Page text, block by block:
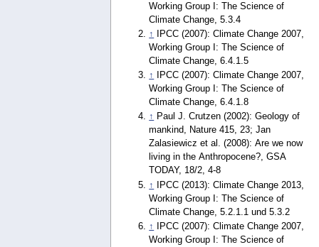
Working Group I: The Science of
Climate Change, 5.3.4
↑
IPCC (2007): Climate Change 2007,
Working Group I: The Science of
Climate Change, 6.4.1.5
↑
IPCC (2007): Climate Change 2007,
Working Group I: The Science of
Climate Change, 6.4.1.8
↑ Paul J. Crutzen (2002): Geology of
mankind, Nature 415, 23; Jan
Zalasiewicz et al. (2008): Are we now
living in the Anthropocene?, GSA
TODAY, 18/2, 4-8
↑
IPCC (2013): Climate Change 2013,
Working Group I: The Science of
Climate Change, 5.2.1.1 und 5.3.2
↑
IPCC (2007): Climate Change 2007,
Working Group I: The Science of